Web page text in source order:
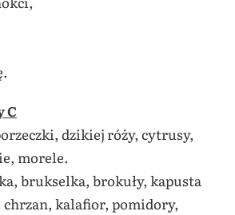
C
dzikiej róży, cytrusy,
morele.
brukselka, brokuły, kapusta
chrzan, kalafior, pomidory,